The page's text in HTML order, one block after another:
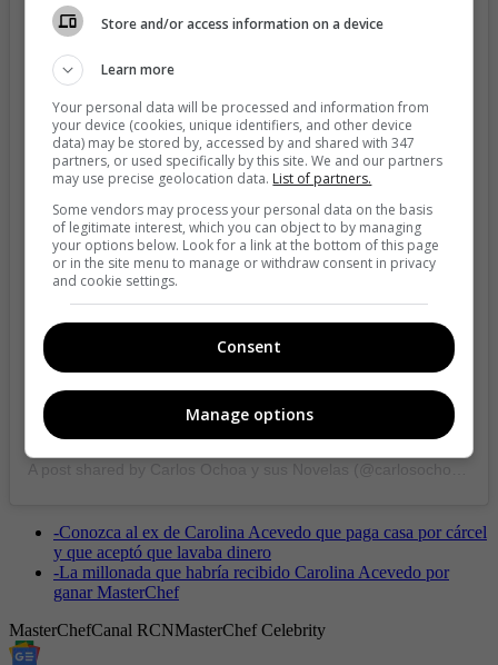
View this post on Instagram
-Conozca al ex de Carolina Acevedo que paga casa por cárcel
y que aceptó que lavaba dinero
-La millonada que habría recibido Carolina Acevedo por
ganar MasterChef
MasterChefCanal RCNMasterChef Celebrity
Store and/or access information on a device
Learn more
Your personal data will be processed and information from
your device (cookies, unique identifiers, and other device
data) may be stored by, accessed by and shared with 347
partners, or used specifically by this site. We and our partners
may use precise geolocation data. List of partners.
Some vendors may process your personal data on the basis
of legitimate interest, which you can object to by managing
your options below. Look for a link at the bottom of this page
or in the site menu to manage or withdraw consent in privacy
and cookie settings.
Consent
Manage options